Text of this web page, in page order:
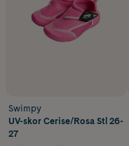
Swimpy
UV-skor Cerise/Rosa Stl 26-
27